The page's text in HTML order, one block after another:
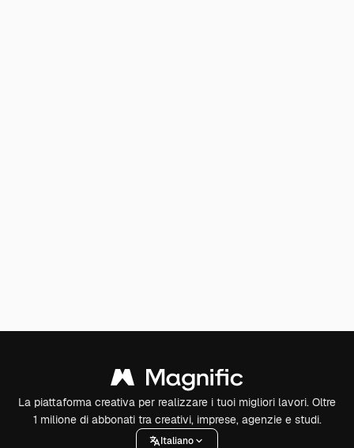
La piattaforma creativa per realizzare i tuoi migliori lavori. Oltre
1 milione di abbonati tra creativi, imprese, agenzie e studi.
Italiano